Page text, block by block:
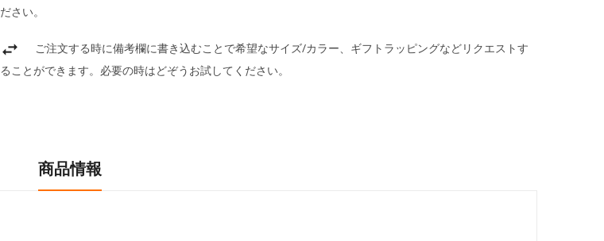
ださい。
ご注文する時に備考欄に書き込むことで希望なサイズ/カラー、ギフトラッピングなどリクエストす
ることができます。必要の時はどぞうお試してください。
商品情報